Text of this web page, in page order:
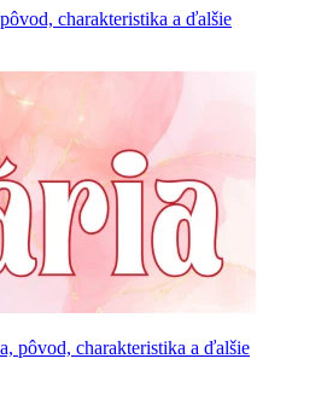
charakteristika a ďalšie
pôvod, charakteristika a ďalšie